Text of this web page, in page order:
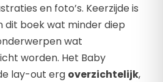
en foto’s. Keerzijde is
dit boek wat minder diep
wat
worden. Het Baby
lay-out erg overzichtelijk,